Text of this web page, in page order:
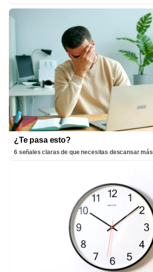
¿Te pasa esto?
6 señales claras de que necesitas descansar más